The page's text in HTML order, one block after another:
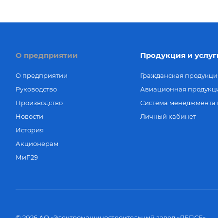
О предприятии
О предприятии
Руководство
Производство
Новости
История
Акционерам
МиГ-29
Продукция и
Гражданская
Авиационная
Система менеджмента
Личный кабинет